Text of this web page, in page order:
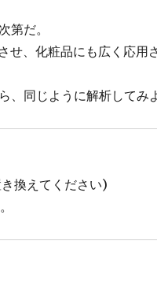
第だ。
、化粧品にも広く応用
同じように解析してみ
換えてください)